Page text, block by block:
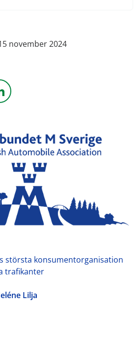
november 2024
på Xsidan på Linkedin
största konsumentorganisation
trafikanter
Lilja